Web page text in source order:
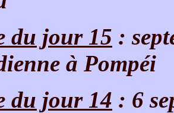
du jour 15 :
à Pompéi
du jour 14 : 6